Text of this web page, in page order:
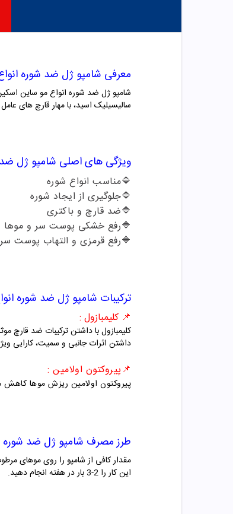
معرفی شامپو ژل ضد شوره
شامپو ژل ضد شوره انواع مو ساین
سالیسیلیک اسید، با مهار قارچ های
ویژگی های اصلی شامپو ژل
🔷مناسب انواع شوره
🔷جلوگیری از ایجاد شوره
🔷ضد قارچ و باکتری
🔷رفع خشکی پوست سر و موها
🔷رفع قرمزی و التهاب پوست سر
ترکیبات شامپو ژل ضد شوره
📌 کلیمبازول :
کلیمبازول با داشتن ترکیبات ضد قارچ
داشتن اثرات جانبی و سمیت، کارایی
📌پیروکتون اولامین :
پیروکتون اولامین ریزش موها
طرز مصرف شامپو ژل ضد شوره
مقدار کافی از شامپو را روی موهای مرطوب پخش کنید و
این کار را 2-3 بار در هفته انجام دهید.